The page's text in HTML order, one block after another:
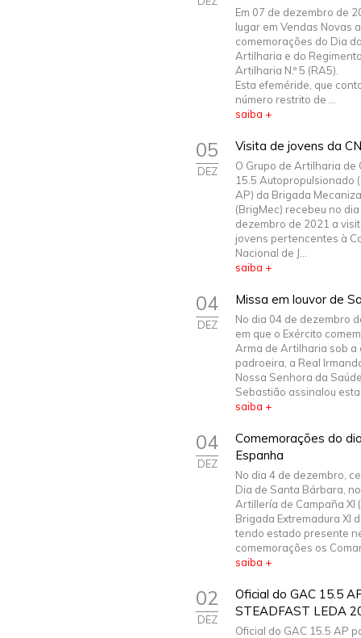
Em 07 de dezembro de
lugar em Vendas Novas
comemorações do Dia
Artilharia e do
Artilharia N.º 5 (RA5).
Esta efeméride, que
número restrito de ...
saiba +
05
DEZ
Visita de jovens da
O Grupo de Artilharia de
15.5 Autopropulsionado
AP) da Brigada
(BrigMec) recebeu no
dezembro de 2021 a
jovens pertencentes à
Nacional de J...
saiba +
04
DEZ
Missa em louvor de
No dia 04 de dezembro
em que o Exército
Arma de Artilharia sob a
padroeira, a Real
Nossa Senhora da
Sebastião assinalou
saiba +
04
DEZ
Comemorações do
Espanha
No dia 4 de dezembro,
Dia de Santa Bárbara,
Artillería de Campaña XI
Brigada Extremadura XI
tendo estado presente
comemorações os
saiba +
02
DEZ
Oficial do GAC 15.5
STEADFAST LEDA
Oficial do GAC 15.5 AP